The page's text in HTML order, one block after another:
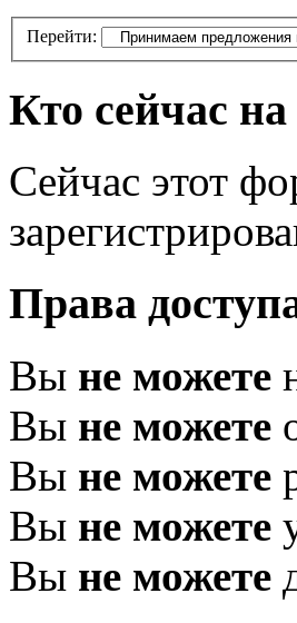
Перейти:
Кто сейчас
Сейчас этот
Права
Вы не можете
Вы не можете
Вы не можете
Вы не можете
Вы не можете